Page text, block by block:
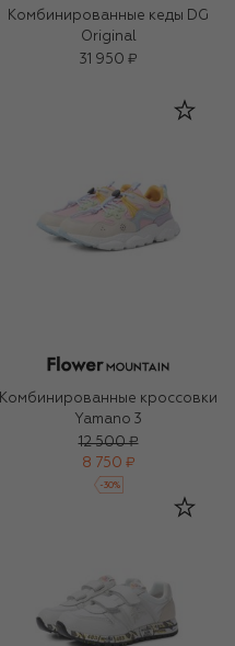
Комбинированные кеды DG
Original
31 950 ₽
Комбинированные кроссовки
Yamano 3
12 500 ₽
8 750 ₽
-30%